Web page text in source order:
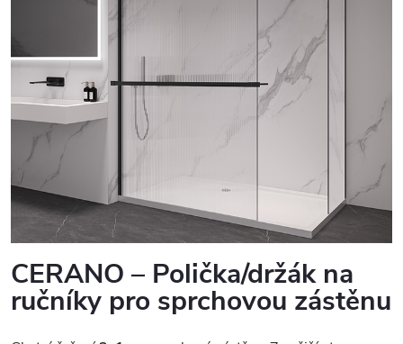
CERANO – Polička/držák na
ručníky pro sprchovou zástěnu